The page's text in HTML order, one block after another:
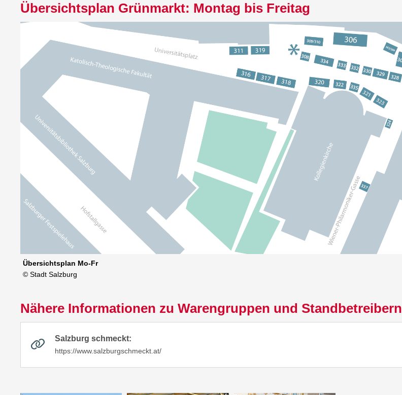
Übersichtsplan Grünmarkt: Montag bis Freitag
Übersichtsplan Mo-Fr
© Stadt Salzburg
Nähere Informationen zu Warengruppen und Standbetreibern
Salzburg schmeckt:
https://www.salzburgschmeckt.at/